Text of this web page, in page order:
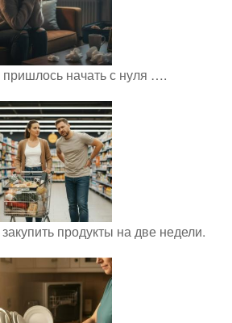
начать с нуля ….
продукты на две недели.